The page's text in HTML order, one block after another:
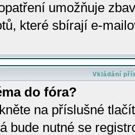
umožňuje
které sbírají e-
Vkládání
do fóra?
na příslušné
bude nutné se